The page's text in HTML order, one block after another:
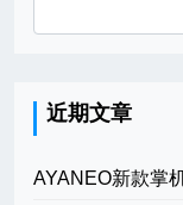
近期文章
AYANEO新款掌